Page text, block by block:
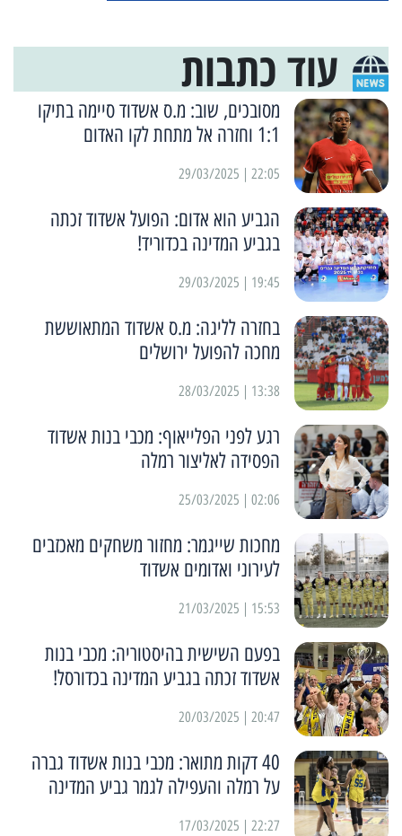
עוד כתבות
מסובכים, שוב: מ.ס אשדוד סיימה בתיקו
1:1 וחזרה אל מתחת לקו האדום
22:05 | 29/03/2025
הגביע הוא אדום: הפועל אשדוד זכתה
בגביע המדינה בכדוריד!
19:45 | 29/03/2025
בחזרה לליגה: מ.ס אשדוד המתאוששת
מחכה להפועל ירושלים
13:38 | 28/03/2025
רגע לפני הפלייאוף: מכבי בנות אשדוד
הפסידה לאליצור רמלה
02:06 | 25/03/2025
מחכות שייגמר: מחזור משחקים מאכזבים
לעירוני ואדומים אשדוד
15:53 | 21/03/2025
בפעם השישית בהיסטוריה: מכבי בנות
אשדוד זכתה בגביע המדינה בכדורסל!
20:47 | 20/03/2025
40 דקות מתואר: מכבי בנות אשדוד גברה
על רמלה והעפילה לגמר גביע המדינה
22:27 | 17/03/2025